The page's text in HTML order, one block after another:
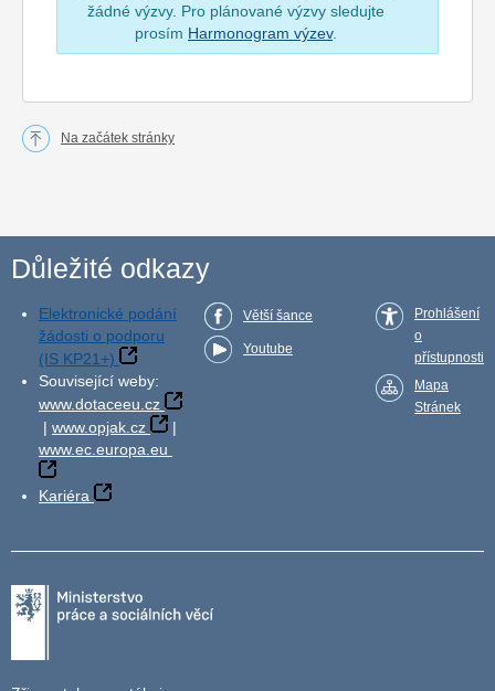
žádné výzvy. Pro plánované výzvy sledujte
prosím Harmonogram výzev.
Na začátek stránky
Důležité odkazy
Elektronické podání
žádosti o podporu
(IS KP21+)
Související weby:
www.dotaceeu.cz
| www.opjak.cz
|
www.ec.europa.eu
Kariéra
Větší šance
Youtube
Prohlášení
o
přístupnosti
Mapa
Stránek